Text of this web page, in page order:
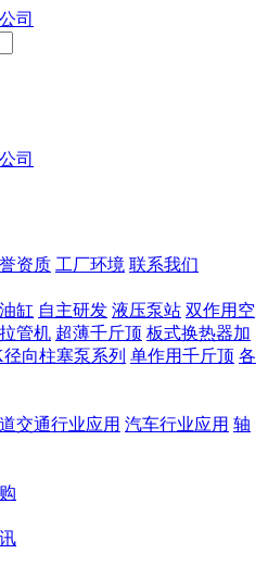
资质 工厂环境 联系我们
缸 自主研发 液压泵站 双作用空
拉管机 超薄千斤顶 板式换热器加
径向柱塞泵系列 单作用千斤顶 各
交通行业应用 汽车行业应用 轴